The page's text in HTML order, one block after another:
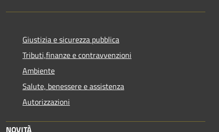
Giustizia e sicurezza pubblica
Tributi,finanze e contravvenzioni
Ambiente
Salute, benessere e assistenza
Autorizzazioni
NOVITÀ